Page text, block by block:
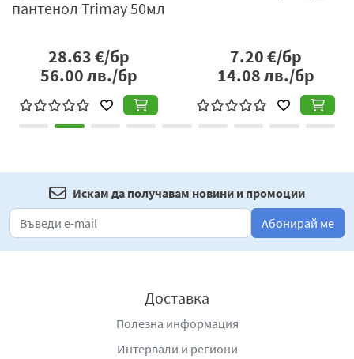
пантенол Trimay 50мл
28.63€/бр
56.00лв./бр
7.20€/бр
14.08лв./бр
Искам да получавам новини и промоции
Абонирай ме
Доставка
Полезна информация
Интервали и региони